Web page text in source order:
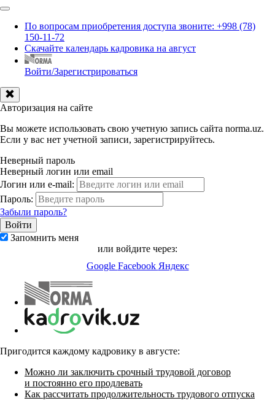
По вопросам приобретения доступа звоните: +998 (78)
150-11-72
Скачайте календарь кадровика на август
Войти/Зарегистрироваться
Авторизация на сайте
Вы можете использовать свою учетную запись сайта norma.uz.
Если у вас нет учетной записи, зарегистрируйтесь.
Неверный пароль
Неверный логин или email
Логин или e-mail:
Пароль:
Забыли пароль?
Запомнить меня
или войдите через:
Google Facebook Яндекс
Пригодится каждому кадровику в августе:
Можно ли заключить срочный трудовой договор
и постоянно его продлевать
Как рассчитать продолжительность трудового отпуска